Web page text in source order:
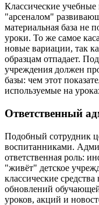
Классические учебные
"арсеналом"
материальная база не
уроки. То же самое
новые вариации, так
образцам отпадает.
учреждения должен
базы: чем этот
используемые на
Ответственный
Подобный сотрудник
воспитанниками.
ответственная роль:
"живёт" детское
классические
обновлений
уроков, акций и